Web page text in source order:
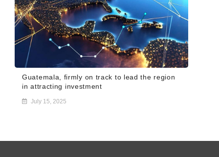
Guatemala, firmly on track to lead the region
in attracting investment
July 15, 2025